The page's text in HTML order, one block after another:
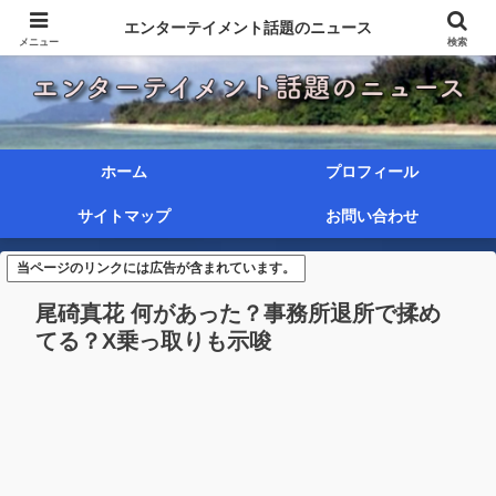
ホーム プロフィール
サイトマップ お問い合わせ
当ページのリンクには広告が含まれています。
尾碕真花 何があった？事務所退所で揉め
てる？X乗っ取りも示唆
メニュー
エンターテイメント話題のニュース
検索